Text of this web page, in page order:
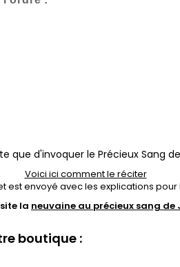
que d'invoquer le Précieux Sang
Voici ici comment le réciter
est envoyé avec les explications
la neuvaine au précieux sang de
boutique :